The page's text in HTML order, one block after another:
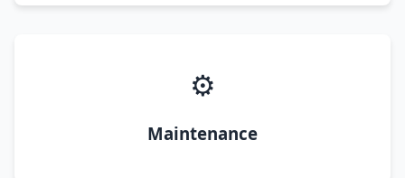
⚙️
Maintenance